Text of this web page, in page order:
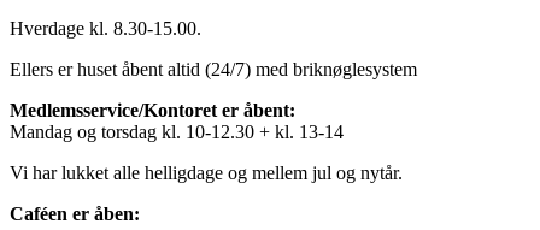
Hverdage kl. 8.30-15.00.
Ellers er huset åbent altid (24/7) med briknøglesystem
Medlemsservice/Kontoret er åbent:
Mandag og torsdag kl. 10-12.30 + kl. 13-14
Vi har lukket alle helligdage og mellem jul og nytår.
Caféen er åben: